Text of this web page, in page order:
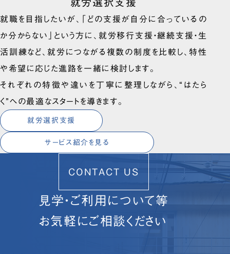
就労選択支援
就職を目指したいが、「どの支援が自分に合っているの
か分からない」という方に、就労移行支援・継続支援・生
活訓練など、就労につながる複数の制度を比較し、特性
や希望に応じた進路を一緒に検討します。
それぞれの特徴や違いを丁寧に整理しながら、“はたら
く”への最適なスタートを導きます。
就労選択支援
サービス紹介を見る
CONTACT US
見学・ご利用について等
お気軽にご相談ください